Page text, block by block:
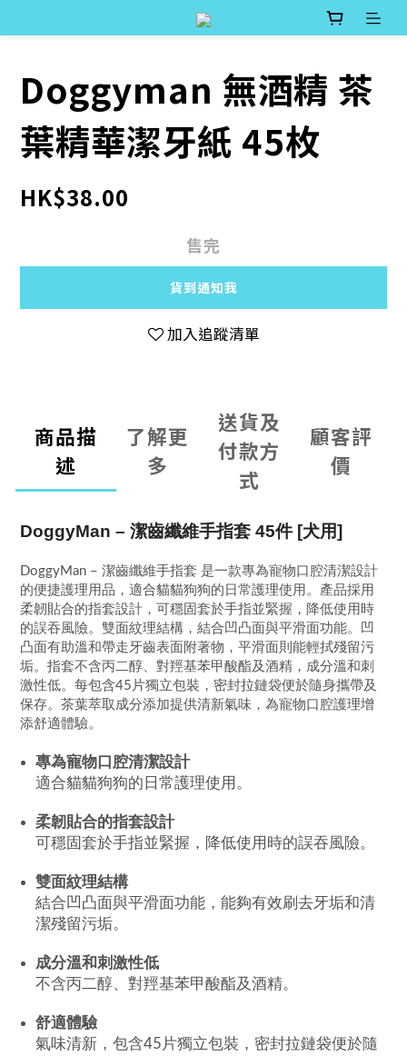
Doggyman 無酒精 茶
葉精華潔牙紙 45枚
HK$38.00
售完
貨到通知我
加入追蹤清單
商品描
述
了解更
多
送貨及
付款方
式
顧客評
價
DoggyMan – 潔齒纖維手指套 45件 [犬用]
DoggyMan – 潔齒纖維手指套 是一款專為寵物口腔清潔設計
的便捷護理用品，適合貓貓狗狗的日常護理使用。產品採用
柔韌貼合的指套設計，可穩固套於手指並緊握，降低使用時
的誤吞風險。雙面紋理結構，結合凹凸面與平滑面功能。凹
凸面有助溫和帶走牙齒表面附著物，平滑面則能輕拭殘留污
垢。指套不含丙二醇、對羥基苯甲酸酯及酒精，成分溫和刺
激性低。每包含45片獨立包裝，密封拉鏈袋便於隨身攜帶及
保存。茶葉萃取成分添加提供清新氣味，為寵物口腔護理增
添舒適體驗。
專為寵物口腔清潔設計
適合貓貓狗狗的日常護理使用。
柔韌貼合的指套設計
可穩固套於手指並緊握，降低使用時的誤吞風險。
雙面紋理結構
結合凹凸面與平滑面功能，能夠有效刷去牙垢和清
潔殘留污垢。
成分溫和刺激性低
不含丙二醇、對羥基苯甲酸酯及酒精。
舒適體驗
氣味清新，包含45片獨立包裝，密封拉鏈袋便於隨